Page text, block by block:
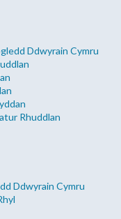
Ddwyrain Cymru
Rhuddlan
Ddwyrain Cymru